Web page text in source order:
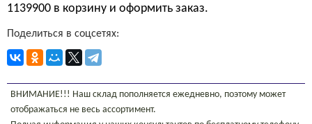
1139900 в корзину и оформить заказ.
Поделиться в соцсетях:
ВНИМАНИЕ!!! Наш склад пополняется ежедневно, поэтому может
отображаться не весь ассортимент.